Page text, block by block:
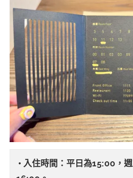
• 入住時間：平日為15:00，